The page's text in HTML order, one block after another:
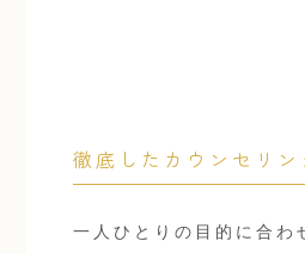
徹底したカウンセリン
一人ひとりの目的に合わ